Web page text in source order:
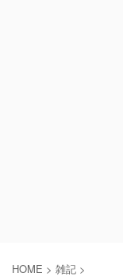
HOME > 雑記 >